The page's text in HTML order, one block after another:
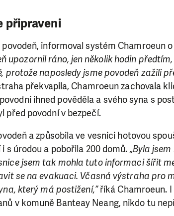
připraveni
informoval systém Chamroeun
upozornil ráno, jen několik hodin
protože naposledy jsme povodeň zažili
překvapila, Chamroeun zachovala
ihned pověděla a svého syna s
před povodní v bezpečí.
a způsobila ve vesnici hotovou
s úrodou a pobořila 200 domů. „Byla
jsem tak mohla tuto informaci šířit
se na evakuaci. Včasná výstraha pro
který má postižení,”říká Chamroeun.
v komuně Banteay Neang, nikdo tu
DĚLÁME?